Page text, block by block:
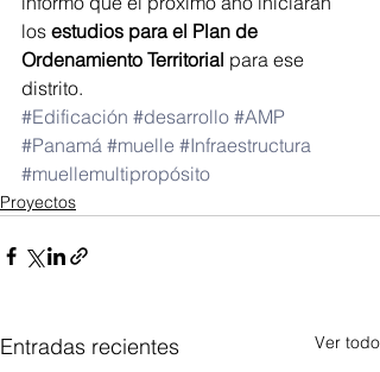
los estudios para el Plan de
Ordenamiento Territorial para ese
distrito.
#Edificación #desarrollo #AMP
#Panamá #muelle #Infraestructura
#muellemultipropósito
Proyectos
Entradas recientes Ver todo